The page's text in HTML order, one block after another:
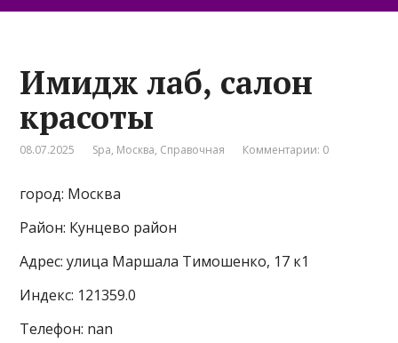
Имидж лаб, салон
красоты
08.07.2025 Spa, Москва, Справочная Комментарии: 0
город: Москва
Район: Кунцево район
Адрес: улица Маршала Тимошенко, 17 к1
Индекс: 121359.0
Телефон: nan